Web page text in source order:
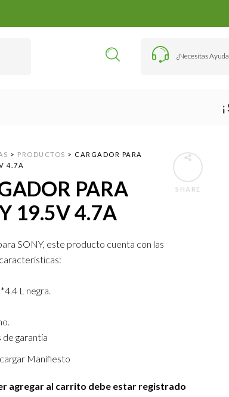
¿Necesitas
SHARE
> PRODUCTOS > CARGADOR PARA
4.7A
PARA
19.5V 4.7A
SONY, este producto cuenta con las
L negra.
de garantía
Manifiesto
agregar al carrito debe estar registrado